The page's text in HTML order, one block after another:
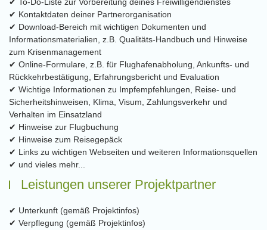
✔ Kontaktdaten deiner Partnerorganisation
✔ Download-Bereich mit wichtigen Dokumenten und
Informationsmaterialien, z.B. Qualitäts-Handbuch und Hinweise
zum Krisenmanagement
✔ Online-Formulare, z.B. für Flughafenabholung, Ankunfts- und
Rückkehrbestätigung, Erfahrungsbericht und Evaluation
✔ Wichtige Informationen zu Impfempfehlungen, Reise- und
Sicherheitshinweisen, Klima, Visum, Zahlungsverkehr und
Verhalten im Einsatzland
✔ Hinweise zur Flugbuchung
✔ Hinweise zum Reisegepäck
✔ Links zu wichtigen Webseiten und weiteren Informationsquellen
✔ und vieles mehr...
Leistungen unserer Projektpartner
✔ Unterkunft (gemäß Projektinfos)
✔ Verpflegung (gemäß Projektinfos)